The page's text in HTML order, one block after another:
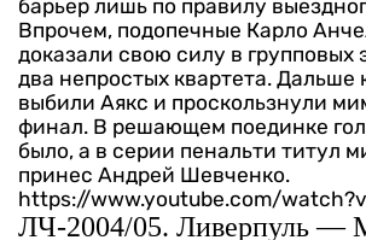
барьер лишь по правилу
Впрочем, подопечные Карло
доказали свою силу в групповых
два непростых квартета. Дальше
выбили Аякс и проскользнули
финал. В решающем поединке
было, а в серии пенальти титул
принес Андрей Шевченко.
https://www.youtube.com/
ЛЧ-2004/05. Ливерпуль —